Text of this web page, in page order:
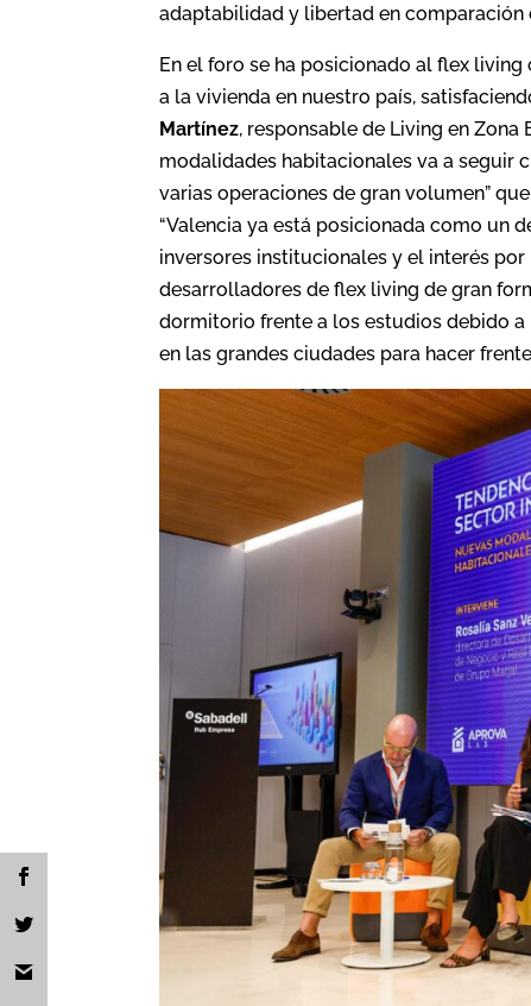
adaptabilidad y libertad en
En el foro se ha posicionado al flex
a la vivienda en nuestro país,
Martínez, responsable de Living en Zona
modalidades habitacionales va a seguir
varias operaciones de gran volumen”
“Valencia ya está posicionada como un
inversores institucionales y el interés
desarrolladores de flex living de gran
dormitorio frente a los estudios debido
en las grandes ciudades para hacer